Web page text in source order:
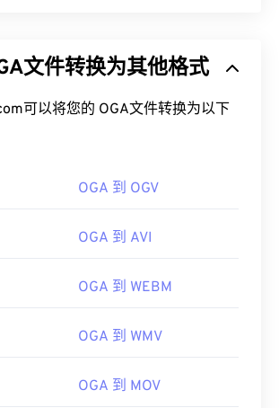
文件转换为其他格式
可以将您的 OGA文件转换为以下
OGA 到 OGV
OGA 到 AVI
OGA 到 WEBM
OGA 到 WMV
OGA 到 MOV